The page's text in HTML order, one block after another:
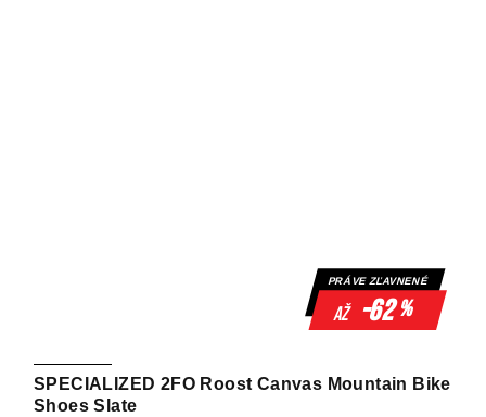
PRÁVE ZĽAVNENÉ
až -62%
SPECIALIZED 2FO Roost Canvas Mountain Bike
Shoes Slate